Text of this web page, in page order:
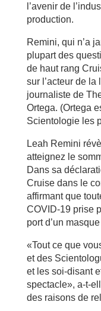
l’avenir de
production.
Remini, qui n’a
plupart des
de haut rang
sur l’acteur de la
journaliste de
Ortega. (Ortega
Scientologie les
Leah Remini
atteignez le
Dans sa
Cruise dans le
affirmant que
COVID-19 prise
port d’un
«Tout ce que
et des
et les soi-disant
spectacle», a-t-
des raisons de